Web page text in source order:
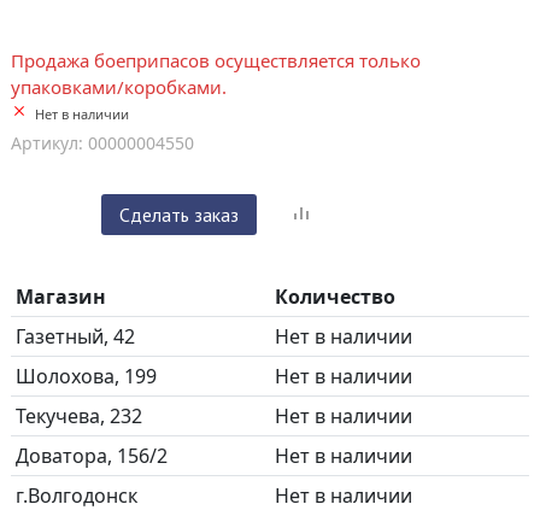
Продажа боеприпасов осуществляется только
упаковками/коробками.
Нет в наличии
Артикул: 00000004550
Сделать заказ
Магазин
Количество
Газетный, 42
Нет в наличии
Шолохова, 199
Нет в наличии
Текучева, 232
Нет в наличии
Доватора, 156/2
Нет в наличии
г.Волгодонск
Нет в наличии